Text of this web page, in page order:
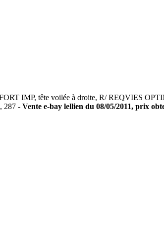
IMP, tête voilée à droite, R/ REQVIES
287 - Vente e-bay lellien du 08/05/2011, prix